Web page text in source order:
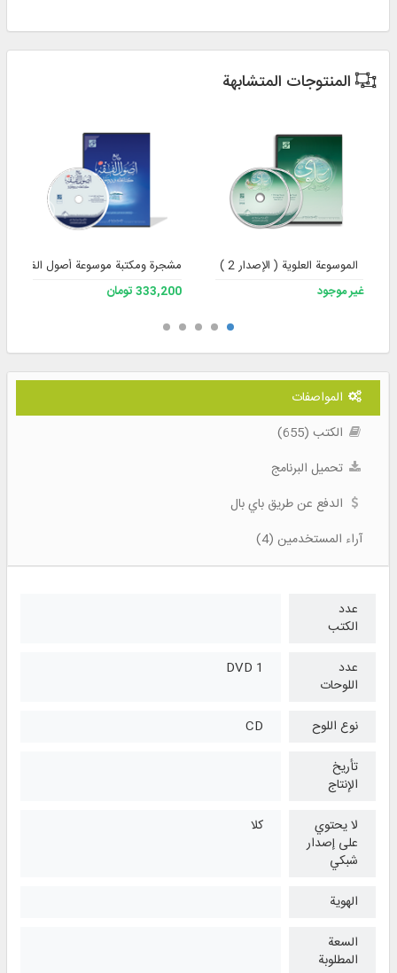
المنتوجات المتشابهة
الموسوعة العلوية ( الإصدار 2 )
غير موجود
مشجرة ومكتبة موسوعة أصول الفقه،
333,200 تومان
المواصفات
الكتب (655)
تحميل البرنامج
الدفع عن طريق باي بال
آراء المستخدمين (4)
عدد
الكتب
عدد
اللوحات
1 DVD
نوع اللوح
CD
تأريخ
الإنتاج
لا يحتوي
على إصدار
شبكي
كلا
الهوية
السعة
المطلوبة